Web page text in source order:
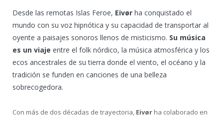
Desde las remotas Islas Feroe, Eivør ha conquistado el
mundo con su voz hipnótica y su capacidad de transportar al
oyente a paisajes sonoros llenos de misticismo. Su música
es un viaje entre el folk nórdico, la música atmosférica y los
ecos ancestrales de su tierra donde el viento, el océano y la
tradición se funden en canciones de una belleza
sobrecogedora.
Con más de dos décadas de trayectoria, Eivør ha colaborado en